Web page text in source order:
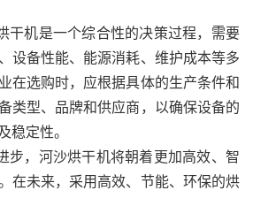
干机是一个综合性的决策过程，需要
设备性能、能源消耗、维护成本等多
在选购时，应根据具体的生产条件和
类型、品牌和供应商，以确保设备的
稳定性。
步，河沙烘干机将朝着更加高效、智
在未来，采用高效、节能、环保的烘